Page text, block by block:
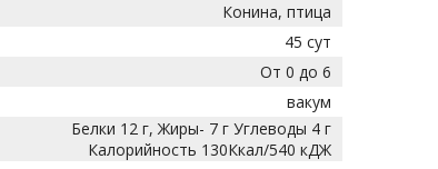
Конина, птица
45 сут
От 0 до 6
вакум
Белки 12 г, Жиры- 7 г Углеводы 4 г
Калорийность 130Ккал/540 кДЖ